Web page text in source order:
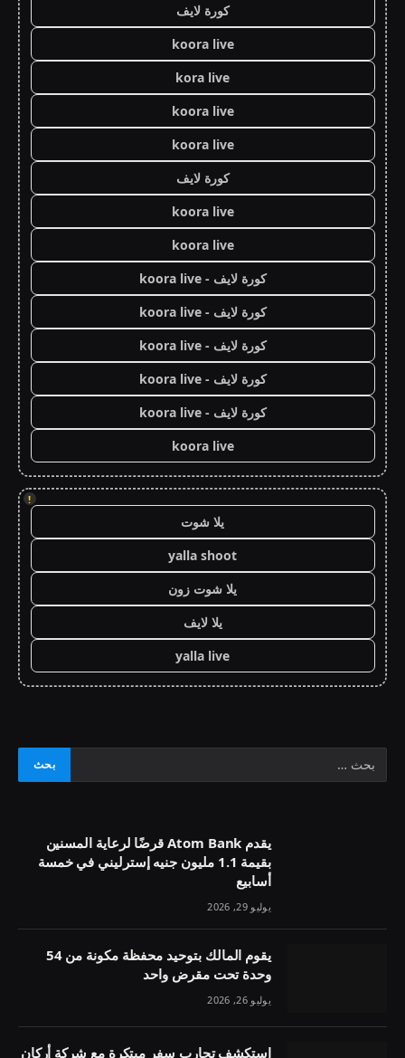
كورة لايف
koora live
kora live
koora live
koora live
كورة لايف
koora live
koora live
كورة لايف - koora live
كورة لايف - koora live
كورة لايف - koora live
كورة لايف - koora live
كورة لايف - koora live
koora live
!
يلا شوت
yalla shoot
يلا شوت زون
يلا لايف
yalla live
يقدم Atom Bank قرضًا لرعاية المسنين
بقيمة 1.1 مليون جنيه إسترليني في خمسة
أسابيع
يوليو 29, 2026
يقوم المالك بتوحيد محفظة مكونة من 54
وحدة تحت مقرض واحد
يوليو 26, 2026
استكشف تجارب سفر مبتكرة مع شركة أركان